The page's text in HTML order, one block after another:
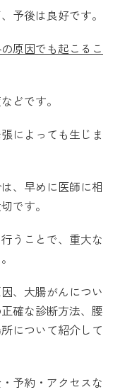
予後は良好です。
原因でも起こるこ
どです。
によっても生じま
、早めに医師に相
です。
うことで、重大な
、大腸がんについ
確な診断方法、腰
について紹介して
予約・アクセスな